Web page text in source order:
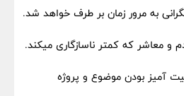
به مرور زمان بر طرف خواهد شد.
معاشر که کمتر ناسازگاری میکند.
بودن موضوع و پروژه